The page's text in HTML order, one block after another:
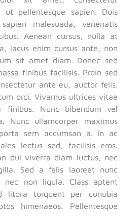
pellentesque sapien. Duis
malesuada, venenatis
Aenean cursus, nulla at
lacus enim cursus ante, non
sit amet diam. Donec sed
finibus facilisis. Proin sed
ante eu, auctor felis.
orci. Vivamus ultrices vitae
finibus. Nunc bibendum vel
Nunc ullamcorper maximus
sem accumsan a. In ac
lectus sed, facilisis eros.
dui viverra diam luctus, nec
Sed a felis laoreet nunc
nec non ligula. Class aptent
litora torquent per conubia
himenaeos. Pellentesque